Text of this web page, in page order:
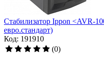
Стабилизатор Ippon <AVR-
евро.стандарт)
Код: 191910
(0)